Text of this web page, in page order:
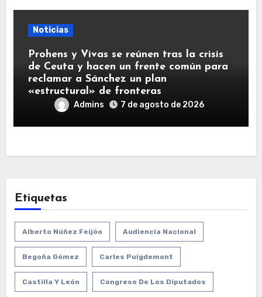
Noticias
Prohens y Vivas se reúnen tras la crisis
de Ceuta y hacen un frente común para
reclamar a Sánchez un plan
«estructural» de fronteras
Admins 7 de agosto de 2026
Etiquetas
Alberto Núñez Feijóo Audiencia Nacional
Begoña Gómez Carles Puigdemont
Castilla Y León Congreso De Los Diputados